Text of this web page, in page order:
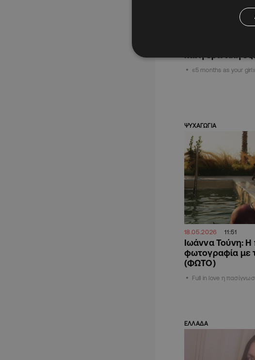
10:08
στιγμιότυπο
«5 months as your girl»
ΨΥΧΑΓΩΓΙΑ
18.05.2026 11:51
Ιωάννα Τούνη:
φωτογραφία με
(ΦΩΤΟ)
Full in love η
ΕΛΛΑΔΑ